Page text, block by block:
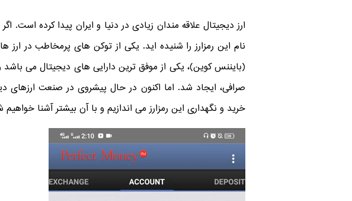
ارز دیجیتال علاقه مندان زیادی در دنیا و ایران پیدا کرده است.
نام این رمزارز را شنیده اید. یکی از توکن های پرمخاطب در ارز
(بایننس کوین)، یکی از موفق ترین دارایی های دیجیتال می باشد
صرافی، ایجاد شد. اما اکنون در حال پیشروی در صنعت ارزهای
خرید و نگهداری این رمزارز می اندازیم و با آن بیشتر آشنا